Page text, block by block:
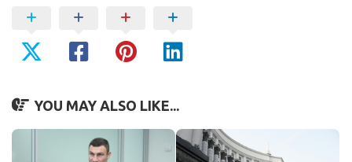
YOU MAY ALSO LIKE...